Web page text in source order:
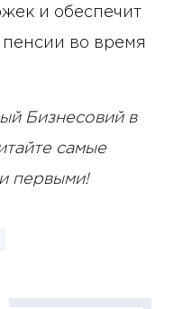
и обеспечит
во время
Бизнесовий в
самые
первыми!